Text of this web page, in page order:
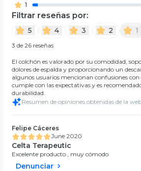
1
Filtrar reseñas por:
5 4 3 2 1
3 de 26 reseñas
El colchón es valorado por su comodidad,
dolores de espalda y proporcionando un
algunos usuarios mencionan confusiones con
cumple con las expectativas y es
durabilidad.
Resumen de opiniones obtenidas de la
Felipe Cáceres
June 2020
Celta Terapeutic
Excelente producto , muy cómodo
Denunciar